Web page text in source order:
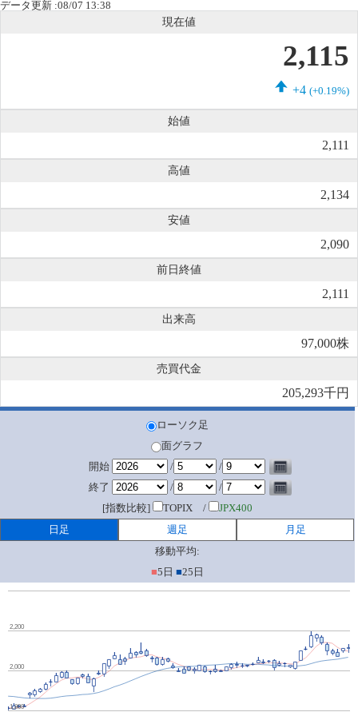
データ更新 :08/07 13:38
現在値
2,115
+4 (+0.19%)
始値
2,111
高値
2,134
安値
2,090
前日終値
2,111
出来高
97,000株
売買代金
205,293千円
ローソク足
面グラフ
開始
/
/
終了
/
/
[指数比較]
TOPIX /
JPX400
日足
週足
月足
移動平均:
■5日 ■25日
2,000
1,800
2,200